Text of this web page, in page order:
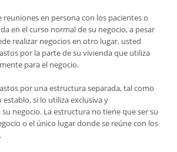
reuniones en persona con los pacientes o
en el curso normal de su negocio, a pesar
realizar negocios en otro lugar, usted
por la parte de su vivienda que utiliza
para el negocio.
por una estructura separada, tal como
establo, si lo utiliza exclusiva y
negocio. La estructura no tiene que ser su
o el único lugar donde se reúne con los